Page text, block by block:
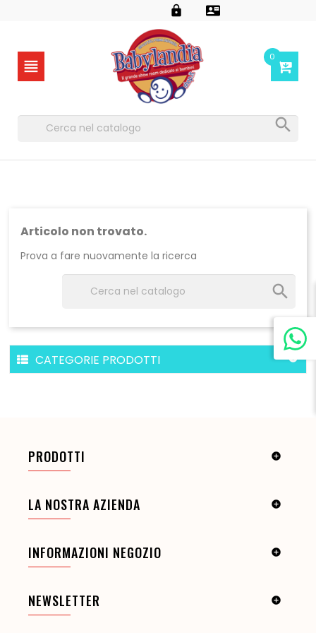
 
 0

Articolo non trovato.
Prova a fare nuovamente la ricerca

CATEGORIE PRODOTTI 
PRODOTTI 
LA NOSTRA AZIENDA 
INFORMAZIONI NEGOZIO 
NEWSLETTER 